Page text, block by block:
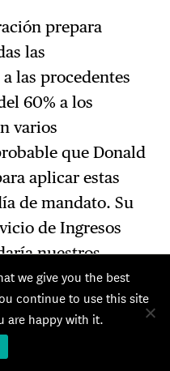
prepara
las
las procedentes
60% a los
varios
que Donald
aplicar estas
de mandato. Su
de Ingresos
nuestros
los ingresos de
que
we give you the best
continue to use this site
are happy with it.